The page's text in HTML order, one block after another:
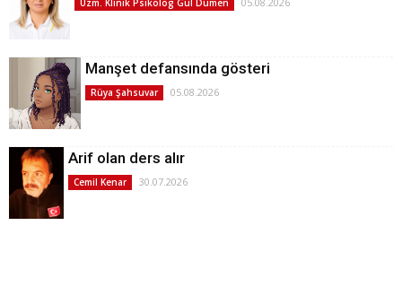
Uzm. Klinik Psikolog Gül Dümen
Manşet defansında gösteri
Rüya Şahsuvar 05.08.2026
Arif olan ders alır
Cemil Kenar 30.07.2026